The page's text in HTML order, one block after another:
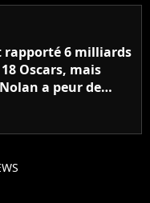
rapporté 6 milliards
Oscars, mais
a peur de
de films très